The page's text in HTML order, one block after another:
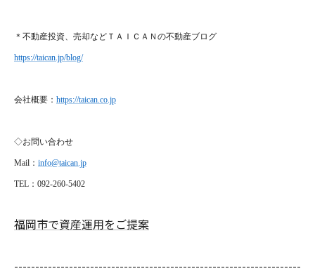
＊不動産投資、売却などＴＡＩＣＡＮの不動産ブログ
https://taican.jp/blog/
会社概要： https://taican.co.jp
◇お問い合わせ
Mail ： info@taican.jp
TEL ：092-260-5402
福岡市で資産運用をご提案
--------------------------------------------------------------------